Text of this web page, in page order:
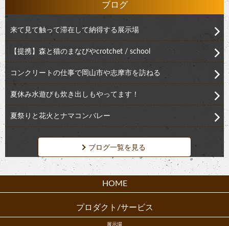
ブログ
来て見て触って滞在して納得する展示場
【提携】森と猫のまなびやcrotchet / school
コンクリートの仕事で岡山市や志摩市を訪ねる
夏休み水遊びも炊き出しもやってます！
夏祭りと花火とナマコンバレー
ブログ一覧を見る
HOME
プロダクト/サービス
展示場